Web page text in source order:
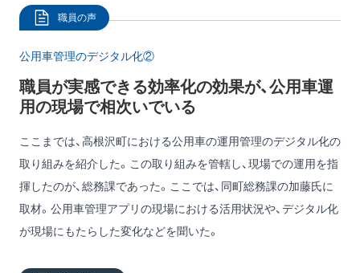
職員の声
公用車管理のデジタル化②
職員が実感できる効率化の効果が、公用車運
用の現場で相次いでいる
ここまでは、高根沢町における公用車の運用管理のデジタル化の
取り組みを紹介した。この取り組みを管轄し、現場での運用を指
揮したのが、総務課であった。ここでは、同町総務課の加藤氏に
取材。公用車管理アプリの現場における活用状況や、デジタル化
が現場にもたらした変化などを聞いた。